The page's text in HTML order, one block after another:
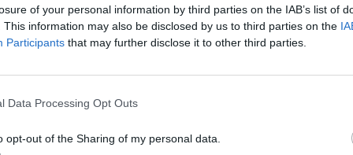
of your personal information by third parties on the IAB’s list of
This information may also be disclosed by us to third parties on the
Participants that may further disclose it to other third parties.
Data Processing Opt Outs
opt-out of the Sharing of my personal data.
destaquen el Port de Barcelona i el de
de Santander, de Mallorca i d'Hamburg,
monitora actualment Fregata Space. A
a República Dominicana i, a mitjans d'abril,
publicoprivada Indemar per monitorar l'aigua